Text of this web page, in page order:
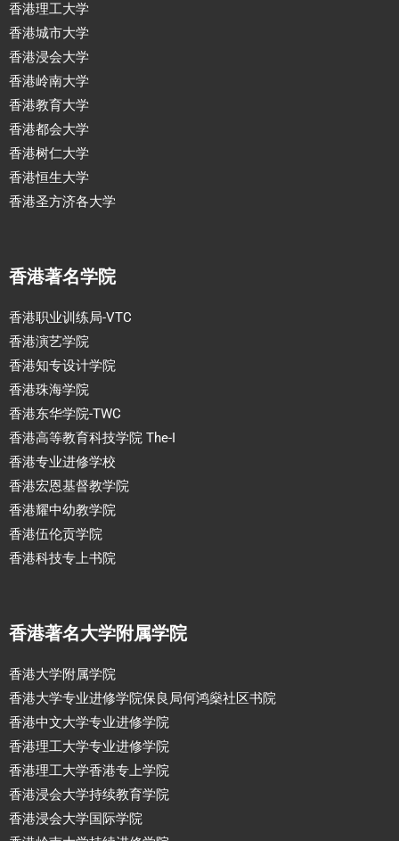
香港理工大学
香港城市大学
香港浸会大学
香港岭南大学
香港教育大学
香港都会大学
香港树仁大学
香港恒生大学
香港圣方济各大学
香港著名学院
香港职业训练局-VTC
香港演艺学院
香港知专设计学院
香港珠海学院
香港东华学院-TWC
香港高等教育科技学院 The-I
香港专业进修学校
香港宏恩基督教学院
香港耀中幼教学院
香港伍伦贡学院
香港科技专上书院
香港著名大学附属学院
香港大学附属学院
香港大学专业进修学院保良局何鸿燊社区书院
香港中文大学专业进修学院
香港理工大学专业进修学院
香港理工大学香港专上学院
香港浸会大学持续教育学院
香港浸会大学国际学院